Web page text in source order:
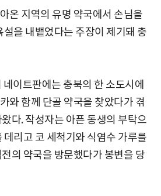
온 지역의 유명 약국에서 손님을
설을 내뱉었다는 주장이 제기돼 충
이트판에는 충북의 한 소도시에
와 함께 단골 약국을 찾았다가 겪
다. 작성자는 아픈 동생의 부탁으
데리고 코 세척기와 식염수 가루를
의 약국을 방문했다가 봉변을 당